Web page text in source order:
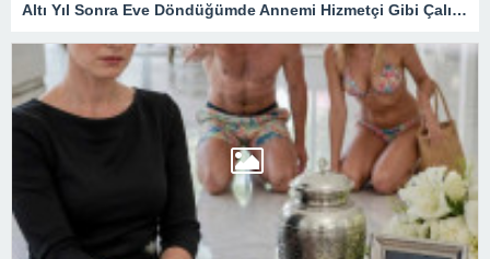
Altı Yıl Sonra Eve Döndüğümde Annemi Hizmetçi Gibi Çalıştırıyorlardı: Tapunun Kime Ait Olduğunu Öğrenince Her Şey Değişti